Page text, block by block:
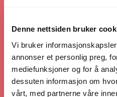
Denne nettsiden bruker
Vi bruker
annonser et personlig preg,
mediefunksjoner og for å
dessuten informasjon om
vårt, med partnerne våre
Nettsted
Veibeskrivelse